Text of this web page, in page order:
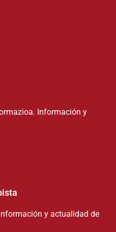
Información y
y actualidad de